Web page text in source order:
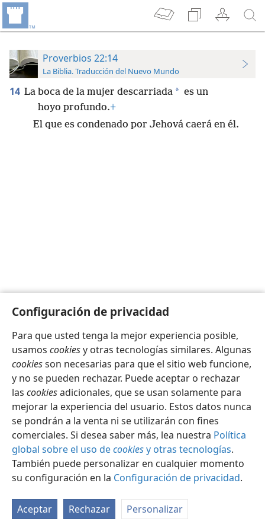
Configuración de privacidad
Para que usted tenga la mejor experiencia posible,
usamos cookiesy otras tecnologías similares. Algunas
cookiesson necesarias para que el sitio web funcione,
y no se pueden rechazar. Puede aceptar o rechazar
las cookiesadicionales, que se usan solamente para
mejorar la experiencia del usuario. Estos datos nunca
se pondrán a la venta ni se utilizarán con fines
comerciales. Si desea saber más, lea nuestra Política
global sobre el uso decookiesy otras tecnologías.
También puede personalizar en cualquier momento
su configuración en la Configuración de privacidad.
Aceptar Rechazar Personalizar
Proverbios 22:14
La Biblia. Traducción del Nuevo Mundo
14 La boca de la mujer descarriada * es un
hoyo profundo.+
El que es condenado por Jehová caerá en él.
Español Configuración
Copyright© 2026 Watch Tower Bible and Tract Society of Pennsylvania
Condiciones de uso
Política de privacidad
Configuración de privacidad
JW.ORG Iniciar sesión